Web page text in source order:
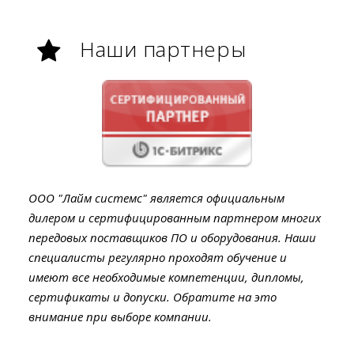
Наши партнеры
ООО "Лайм системс" является официальным
дилером и сертифицированным партнером многих
передовых поставщиков ПО и оборудования. Наши
специалисты регулярно проходят обучение и
имеют все необходимые компетенции, дипломы,
сертификаты и допуски. Обратите на это
внимание при выборе компании.